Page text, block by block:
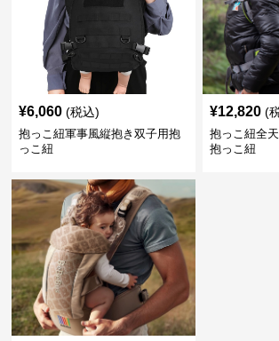
¥6,060 (税込)
抱っこ紐軍事風縦抱き双子用抱
っこ紐
¥12,820 (
抱っこ紐全
抱っこ紐